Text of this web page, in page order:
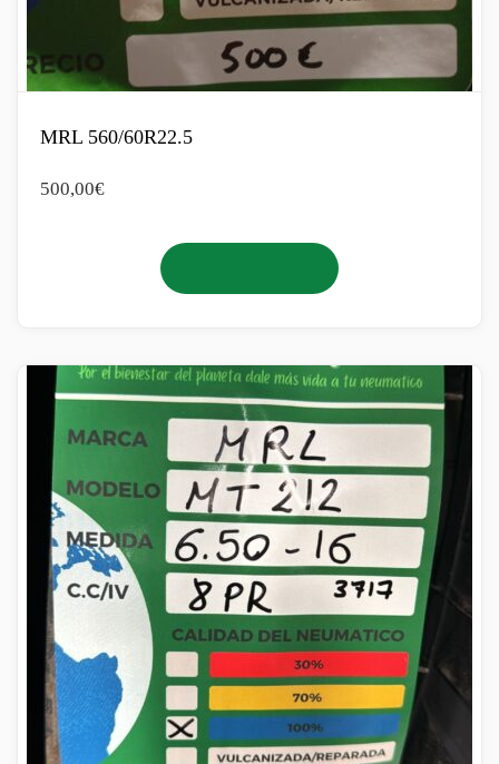
MRL 560/60R22.5
500,00€